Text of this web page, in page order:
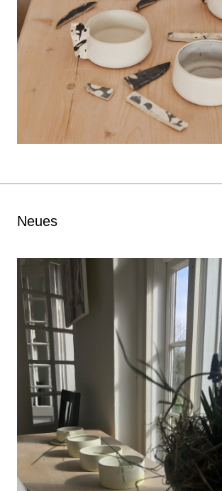
Neues